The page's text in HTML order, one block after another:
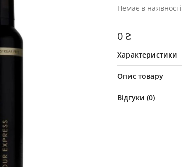
Немає в наявності
0 ₴
Характеристики
Опис товару
Відгуки (0)